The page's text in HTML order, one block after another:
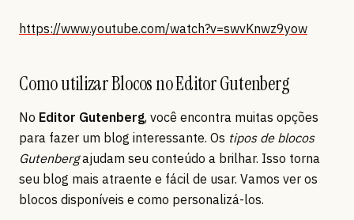
https://www.youtube.com/watch?v=swvKnwz9yow
Como utilizar Blocos no Editor Gutenberg
No Editor Gutenberg, você encontra muitas opções
para fazer um blog interessante. Os tipos de blocos
Gutenbergajudam seu conteúdo a brilhar. Isso torna
seu blog mais atraente e fácil de usar. Vamos ver os
blocos disponíveis e como personalizá-los.